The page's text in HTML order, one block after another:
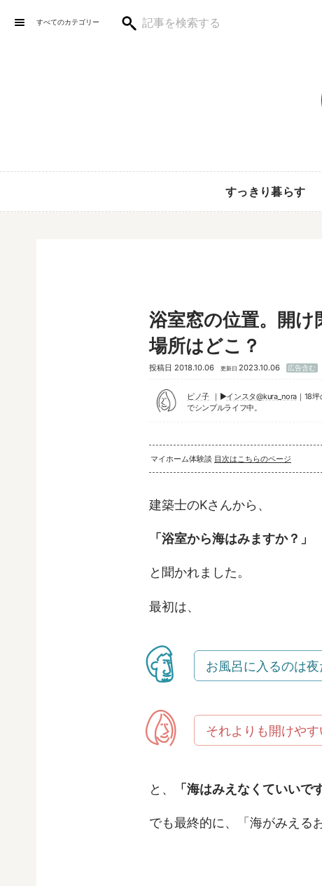
すべてのカテゴリー
すっきり暮らす
浴室窓の位置。開
場所はどこ？
投稿日 2018.10.06 更新日 2023.10.06 広告含む
ピノ子 ▶︎インスタ@kura_nora｜18坪
でシンプルライフ中。
マイホーム体験談 目次はこちらのページ
建築士のKさんから、
「浴室から海はみますか？」
と聞かれました。
最初は、
お風呂に入るのは
それよりも開けや
と、 「海はみえなくていいで
でも最終的に、「海がみえる